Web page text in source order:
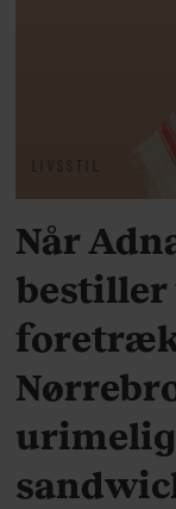
LIVSSTIL
Når
bestiller